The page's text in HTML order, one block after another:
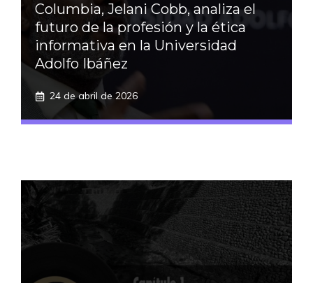
Columbia, Jelani Cobb, analiza el
futuro de la profesión y la ética
informativa en la Universidad
Adolfo Ibáñez
24 de abril de 2026